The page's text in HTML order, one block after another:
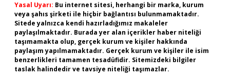
Yasal Uyarı: Bu internet sitesi, herhangi bir marka, kurum
veya şahıs şirketi ile hiçbir bağlantısı bulunmamaktadır.
Sitede yalnızca kendi hazırladığımız makaleler
paylaşılmaktadır. Burada yer alan içerikler haber niteliği
taşımamakta olup, gerçek kurum ve kişiler hakkında
paylaşım yapılmamaktadır. Gerçek kurum ve kişiler ile isim
benzerlikleri tamamen tesadüfidir. Sitemizdeki bilgiler
taslak halindedir ve tavsiye niteliği taşımazlar.